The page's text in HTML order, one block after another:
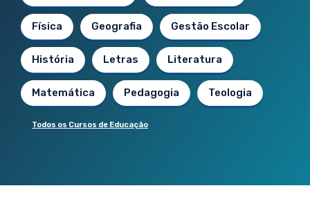
Física Geografia Gestão Escolar
História Letras Literatura
Matemática Pedagogia Teologia
Todos os Cursos de Educação